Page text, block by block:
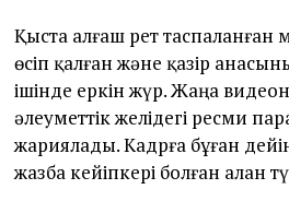
Қыста алғаш рет таспаланған
өсіп қалған және қазір
ішінде еркін жүр. Жаңа
әлеуметтік желідегі ресми
жариялады. Кадрға бұған
жазба кейіпкері болған алан